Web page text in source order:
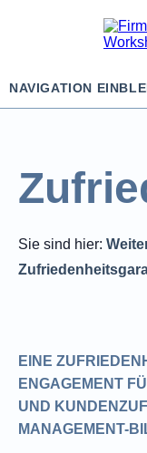
NAVIGATION
Sie sind hier:
EINE
ENGAGEMENT
UND
MANAGEMENT-